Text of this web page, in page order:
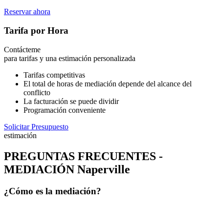
Reservar ahora
Tarifa por Hora
Contácteme
para tarifas y una estimación personalizada
Tarifas competitivas
El total de horas de mediación depende del alcance del
conflicto
La facturación se puede dividir
Programación conveniente
Solicitar Presupuesto
estimación
PREGUNTAS FRECUENTES -
MEDIACIÓN Naperville
¿Cómo es la mediación?